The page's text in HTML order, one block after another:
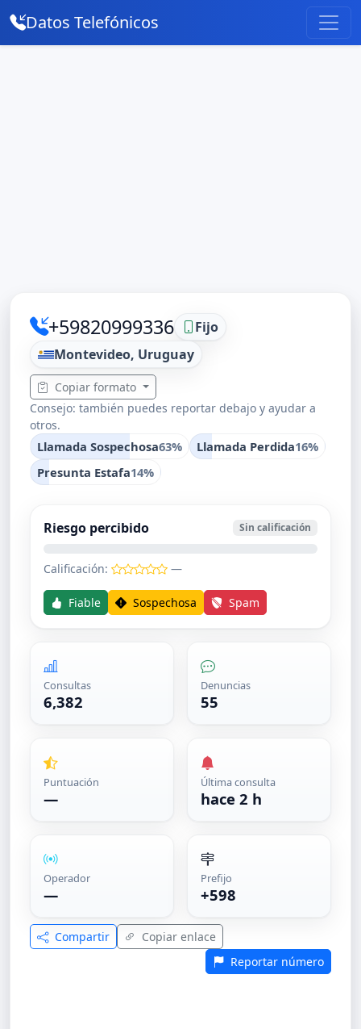
Datos Telefónicos
+59820999336
Fijo
Montevideo, Uruguay
Copiar formato
Consejo: también puedes reportar debajo y ayudar a
otros.
Llamada Sospechosa63% Llamada Perdida16%
Presunta Estafa14%
Riesgo percibido Sin calificación
Calificación: —
Fiable Sospechosa Spam
Consultas
6,382
Denuncias
55
Puntuación
—
Última consulta
hace 2 h
Operador
—
Prefijo
+598
Compartir
Copiar enlace
Reportar número